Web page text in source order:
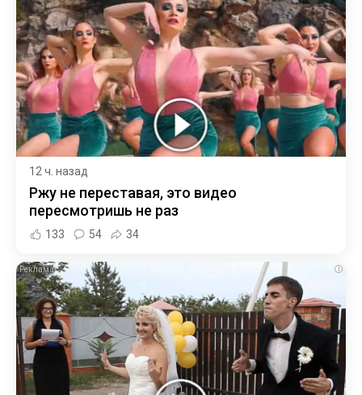
12 ч. назад
Ржу не переставая, это видео
пересмотришь не раз
133 54 34
i